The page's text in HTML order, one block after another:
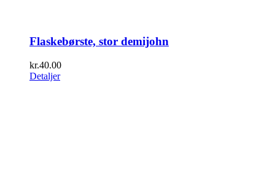
Flaskebørste, stor demijohn
kr.40.00
Detaljer